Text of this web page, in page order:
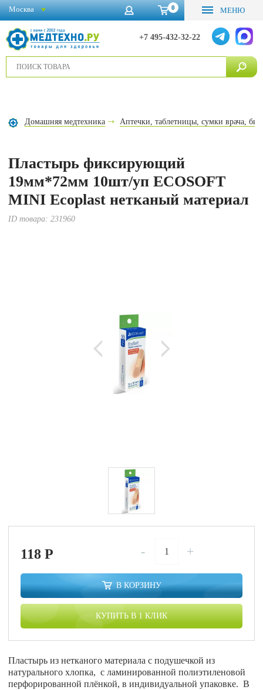
0 МЕНЮ
+7 495-432-32-22
Москва
Домашняя медтехника Аптечки, таблетницы, сумки врача,
Пластырь фиксирующий
19мм*72мм 10шт/уп ECOSOFT
MINI Ecoplast нетканый материал
ID товара:231960
118P - +
В КОРЗИНУ
КУПИТЬ В 1 КЛИК
Пластырь из нетканого материала с подушечкой из
натурального хлопка, с ламинированной полиэтиленовой
перфорированной плёнкой, в индивидуальной упаковке. В